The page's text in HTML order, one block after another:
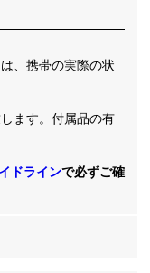
、携帯の実際の状
ます。付属品の有
ドラインで必ずご確